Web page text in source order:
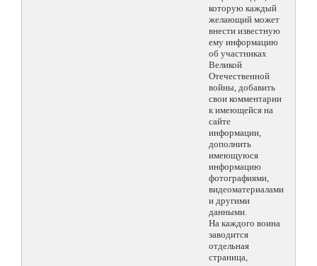
которую каждый
желающий может
внести известную
ему информацию
об участниках
Великой
Отечественной
войны, добавить
свои комментарии
к имеющейся на
сайте
информации,
дополнить
имеющуюся
информацию
фотографиями,
видеоматериалами
и другими
данными.
На каждого воина
заводится
отдельная
страница,